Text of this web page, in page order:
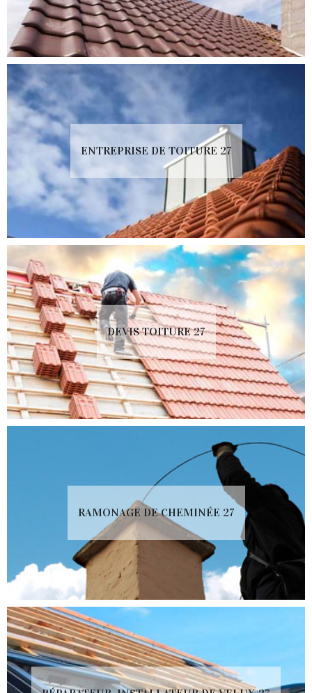
ENTREPRISE DE TOITURE 27
DEVIS TOITURE 27
RAMONAGE DE CHEMINÉE 27